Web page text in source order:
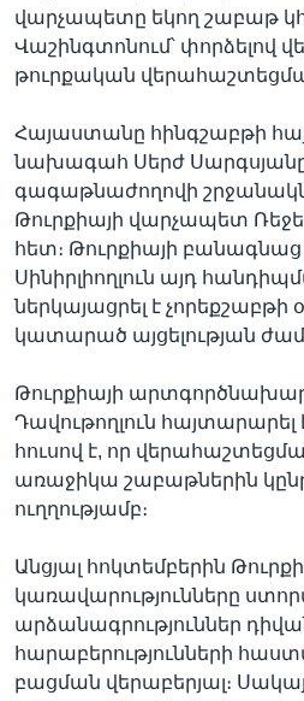
IN ENGLISH
ՄԵՐ ՄԱՍԻՆ
«ԱՄԵՐԻԿԱՅԻ ՁԱՅՆ»-Ի
ՈՒԿՐԱԻՆԱԿԱՆ ՊԱՏԵՐԱԶՄ
Learning English
ՀԵՏԵՒԵՔ ՄԵԶ
Լեզուներ
վարչապետը եկող շաբաթ
Վաշինգտոնում՝ փորձելով
թուրքական
Հայաստանը հինգշաբթի
նախագահ Սերժ Սարգսյանը
գագաթնաժողովի
Թուրքիայի վարչապետ
հետ։ Թուրքիայի բանագնաց
Սինիրլիողլուն այդ
ներկայացրել է չորեքշաբթի
կատարած այցելության
Թուրքիայի
Դավութողլուն
հուսով է, որ
առաջիկա շաբաթներին
ուղղությամբ։
Անցյալ հոկտեմբերին
կառավարությունները
արձանագրություններ
հարաբերությունների
բացման վերաբերյալ։